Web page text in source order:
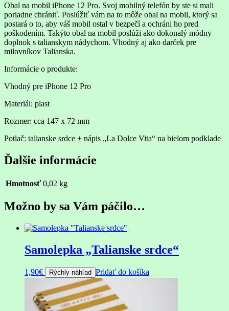
Obal na mobil iPhone 12 Pro. Svoj mobilný telefón by ste si mali
poriadne chrániť. Poslúžiť vám na to môže obal na mobil, ktorý sa
postará o to, aby váš mobil ostal v bezpečí a ochráni ho pred
poškodením. Takýto obal na mobil poslúži ako dokonalý módny
doplnok s talianskym nádychom. Vhodný aj ako darček pre
milovníkov Talianska.
Informácie o produkte:
Vhodný pre iPhone 12 Pro
Materiál: plast
Rozmer: cca 147 x 72 mm
Potlač: talianske srdce + nápis „La Dolce Vita“ na bielom podklade
Ďalšie informácie
Hmotnosť 0,02 kg
Možno by sa Vám páčilo…
Samolepka „Talianske srdce“
1,90€ Rýchly náhľad Pridať do košíka